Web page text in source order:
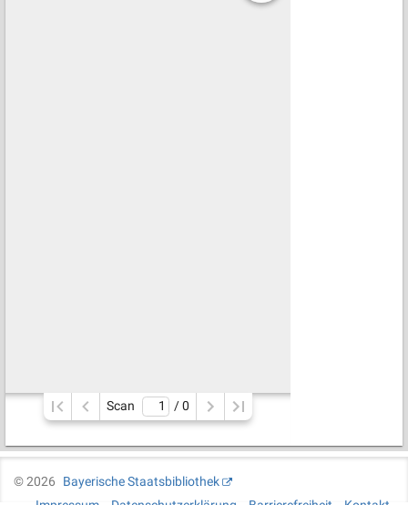
Scan / 0
©2026
Bayerische Staatsbibliothek